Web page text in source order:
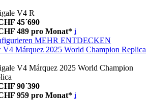
V4 R
45´690
489 pro Monat* i
MEHR ENTDECKEN
V4 Márquez 2025 World Champion Replica
V4 Márquez 2025 World Champion
90´390
959 pro Monat* i